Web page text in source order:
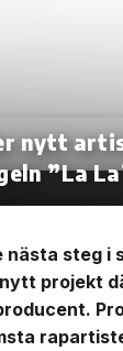
nytt
”La
nästa steg i
projekt